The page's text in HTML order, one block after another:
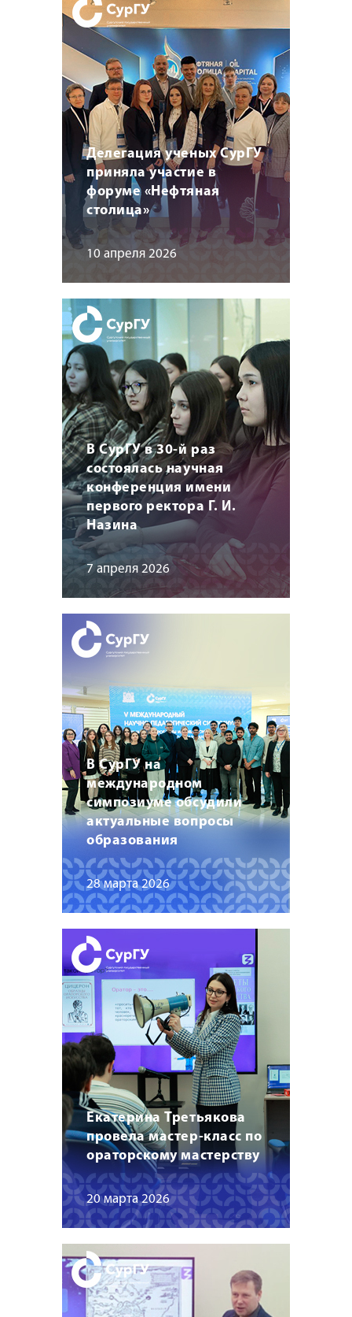
Делегация ученых СурГУ
приняла участие в
форуме «Нефтяная
столица»
10 апреля 2026
В СурГУ в 30-й раз
состоялась научная
конференция имени
первого ректора Г. И.
Назина
7 апреля 2026
В СурГУ на
международном
симпозиуме обсудили
актуальные вопросы
образования
28 марта 2026
Екатерина Третьякова
провела мастер-класс по
ораторскому мастерству
20 марта 2026